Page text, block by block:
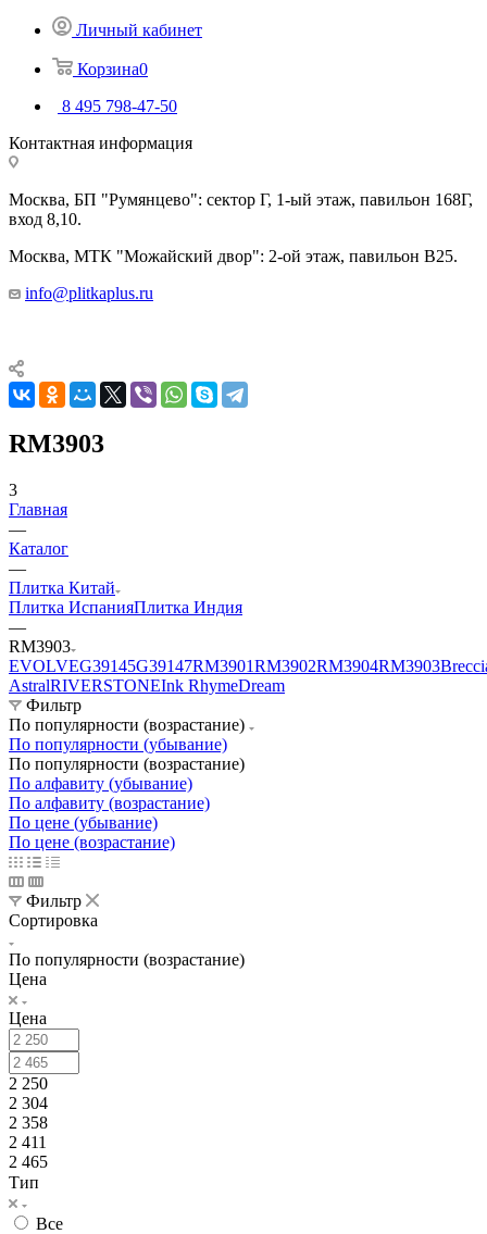
Личный кабинет
Корзина0
8 495 798-47-50
Контактная информация
Москва, БП "Румянцево": сектор Г, 1-ый этаж, павильон 168Г,
вход 8,10.
Москва, МТК "Можайский двор": 2-ой этаж, павильон В25.
info@plitkaplus.ru
RM3903
3
Главная
—
Каталог
—
Плитка Китай
Плитка ИспанияПлитка Индия
—
RM3903
EVOLVEG39145G39147RM3901RM3902RM3904RM3903
AstralRIVERSTONEInk RhymeDream
Фильтр
По популярности (возрастание)
По популярности (убывание)
По популярности (возрастание)
По алфавиту (убывание)
По алфавиту (возрастание)
По цене (убывание)
По цене (возрастание)
Фильтр
Сортировка
По популярности (возрастание)
Цена
Цена
2 250
2 304
2 358
2 411
2 465
Тип
Все